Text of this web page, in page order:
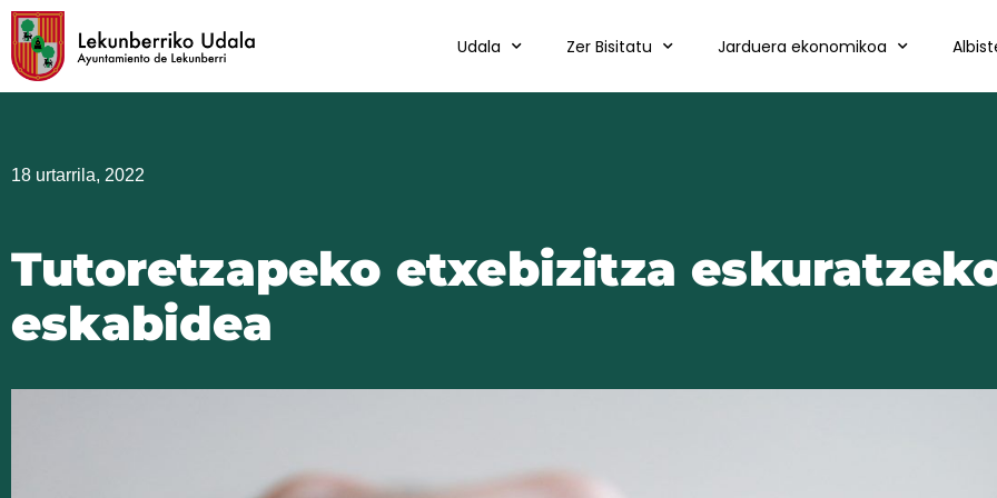
Skip
to
content
Udala Zer Bisitatu Jarduera ekonomikoa
18 urtarrila, 2022
Tutoretzapeko etxebizitza
eskabidea